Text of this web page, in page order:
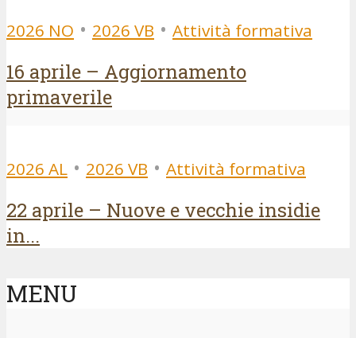
2026 NO • 2026 VB • Attività formativa
16 aprile – Aggiornamento
primaverile
2026 AL • 2026 VB • Attività formativa
22 aprile – Nuove e vecchie insidie
in...
MENU